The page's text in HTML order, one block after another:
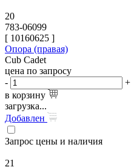
20
783-06099
[ 10160625 ]
Опора (правая)
Cub Cadet
цена по запросу
-
+
в корзину
загрузка...
Добавлен
Запрос цены и наличия
21